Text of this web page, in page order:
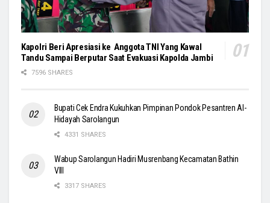
Kapolri Beri Apresiasi ke Anggota TNI Yang Kawal
Tandu Sampai Berputar Saat Evakuasi Kapolda Jambi
7596 SHARES
Bupati Cek Endra Kukuhkan Pimpinan Pondok Pesantren Al-
Hidayah Sarolangun
4331 SHARES
Wabup Sarolangun Hadiri Musrenbang Kecamatan Bathin
VIII
3317 SHARES